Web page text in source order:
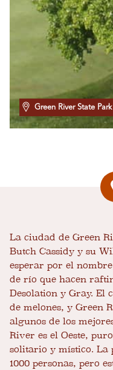
Green River State Park
La ciudad de Green
Butch Cassidy y su
esperar por el
de río que hacen
Desolation y Gray. El
de melones, y Green
algunos de los
River es el Oeste,
solitario y místico. La
1000 personas, pero